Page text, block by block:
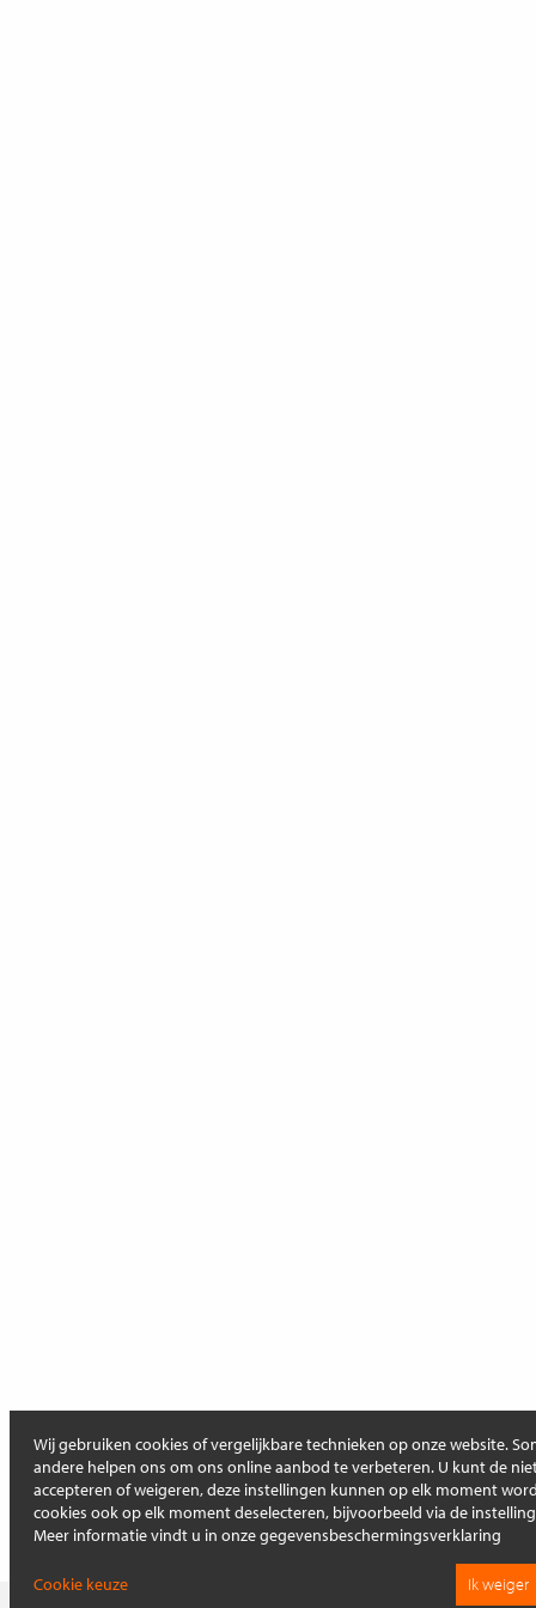
Wij gebruiken cookies of vergelijkbare technieken op onze website.
andere helpen ons om ons online aanbod te verbeteren. U kunt de
accepteren of weigeren, deze instellingen kunnen op elk moment
cookies ook op elk moment deselecteren, bijvoorbeeld via de
Meer informatie vindt u in onze gegevensbeschermingsverklaring
Cookie keuze Ik weiger